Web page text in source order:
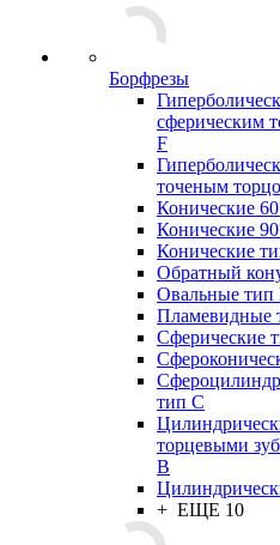
Борфрезы
сферическим
F
точеным
Конические
Конические
Конические
Обратный
Овальные тип
Пламевидные
Сферические
тип C
торцевыми
B
+ ЕЩЕ 10